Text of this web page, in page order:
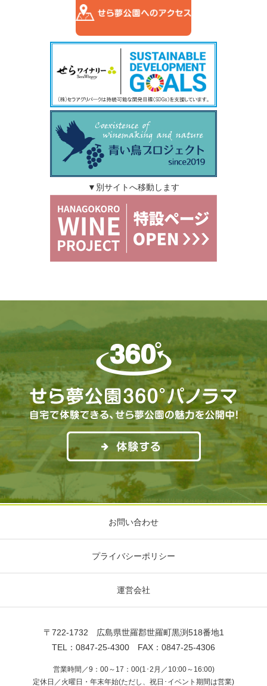
▼別サイトへ移動します
お問い合わせ
プライバシーポリシー
運営会社
〒722-1732 広島県世羅郡世羅町黒渕518番地1
TEL：0847-25-4300 FAX：0847-25-4306
営業時間／9：00～17：00(1･2月／10:00～16:00)
定休日／火曜日・年末年始(ただし、祝日･イベント期間は営業)